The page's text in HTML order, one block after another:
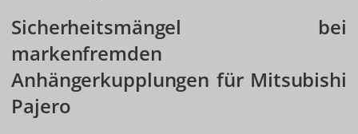
Sicherheitsmängel bei
markenfremden
Anhängerkupplungen für Mitsubishi
Pajero